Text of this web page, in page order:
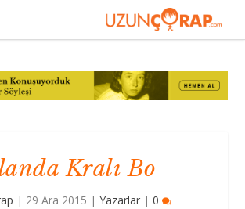
Kralı Bo
| 29 Ara 2015 |Yazarlar |0